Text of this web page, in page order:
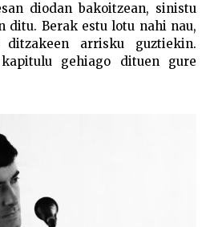
diodan bakoitzean, sinistu
ditu. Berak estu lotu nahi nau,
arrisku guztiekin.
gehiago dituen gure